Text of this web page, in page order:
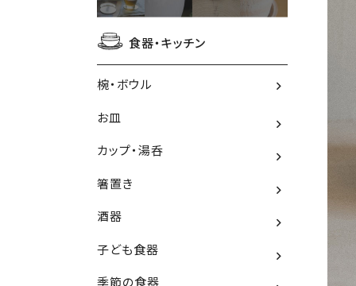
食器・キッチン
椀・ボウル
お皿
カップ・湯呑
箸置き
酒器
子ども食器
季節の食器